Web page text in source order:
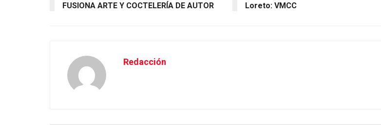
FUSIONA ARTE Y COCTELERÍA DE AUTOR
Loreto: VMCC
Redacción